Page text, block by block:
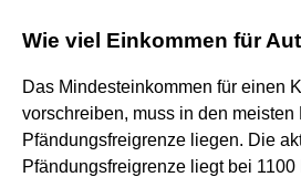
Wie viel Einkommen für
Das Mindesteinkommen für einen
vorschreiben, muss in den meisten
Pfändungsfreigrenze liegen. Die
Pfändungsfreigrenze liegt bei